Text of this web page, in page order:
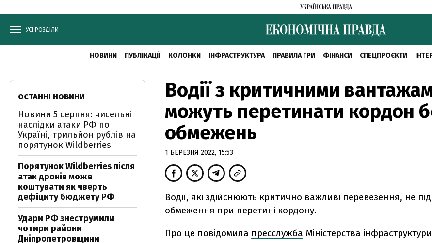
УСІ РОЗДІЛИ
НОВИНИ ПУБЛІКАЦІЇ КОЛОНКИ ІНФРАСТРУКТУРА ПРАВИЛА ГРИ ФІНАНСИ СПЕЦПРОЄКТИ
Водії з критичними
можуть перетинати кордон
обмежень
1 БЕРЕЗНЯ 2022, 15:53
Водії, які здійснюють критично важливі перевезення, не
обмеження при перетині кордону.
Про це повідомила пресслужба Міністерства
ОСТАННІ НОВИНИ
Новини 5 серпня: чисельні
наслідки атаки РФ по
Україні, трильйон рублів на
порятунок Wildberries
Порятунок Wildberries після
атак дронів може
коштувати як чверть
дефіциту бюджету РФ
Удари РФ знеструмили
чотири райони
Дніпропетровщини